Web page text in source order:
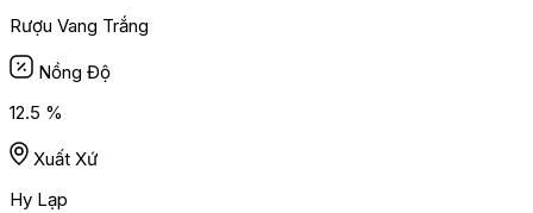
Rượu Vang Trắng
Nồng Độ
12.5 %
Xuất Xứ
Hy Lạp